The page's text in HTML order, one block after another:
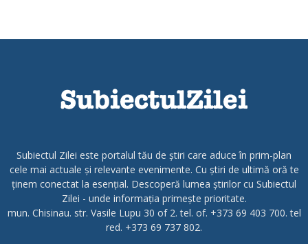
Subiectul Zilei este portalul tău de știri care aduce în prim-plan
cele mai actuale și relevante evenimente. Cu știri de ultimă oră te
ținem conectat la esențial. Descoperă lumea știrilor cu Subiectul
Zilei - unde informația primește prioritate.
mun. Chisinau. str. Vasile Lupu 30 of 2. tel. of. +373 69 403 700. tel
red. +373 69 737 802.